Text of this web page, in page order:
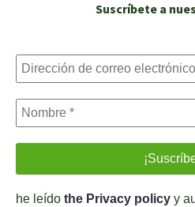
Suscríbete a
he leído the Privacy policy y